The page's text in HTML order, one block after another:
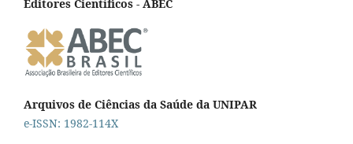
Editores Científicos - ABEC
Arquivos de Ciências da Saúde da UNIPAR
e-ISSN: 1982-114X